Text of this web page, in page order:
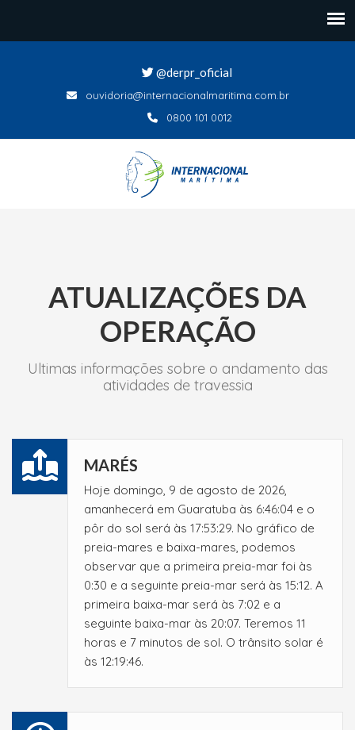
@derpr_oficial
ouvidoria@internacionalmaritima.com.br
0800 101 0012
ATUALIZAÇÕES DA
OPERAÇÃO
Ultimas informações sobre o andamento das
atividades de travessia
MARÉS
Hoje domingo, 9 de agosto de 2026,
amanhecerá em Guaratuba às 6:46:04 e o
pôr do sol será às 17:53:29. No gráfico de
preia-mares e baixa-mares, podemos
observar que a primeira preia-mar foi às
0:30 e a seguinte preia-mar será às 15:12. A
primeira baixa-mar será às 7:02 e a
seguinte baixa-mar às 20:07. Teremos 11
horas e 7 minutos de sol. O trânsito solar é
às 12:19:46.